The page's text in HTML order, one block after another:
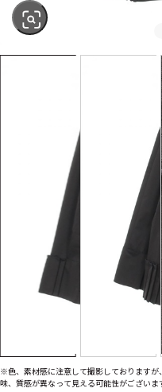
※色、素材感に注意して撮影しております
味、質感が異なって見える可能性がございま